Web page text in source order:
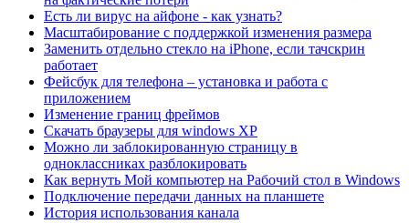
Есть ли вирус на айфоне - как узнать?
Масштабирование с поддержкой изменения размера
Заменить отдельно стекло на iPhone, если тачскрин
работает
Фейсбук для телефона – установка и работа с
приложением
Изменение границ фреймов
Скачать браузеры для windows XP
Можно ли заблокированную страницу в
одноклассниках разблокировать
Как вернуть Мой компьютер на Рабочий стол в Windows
Подключение передачи данных на планшете
История использования канала